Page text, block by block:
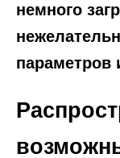
немного
параметров